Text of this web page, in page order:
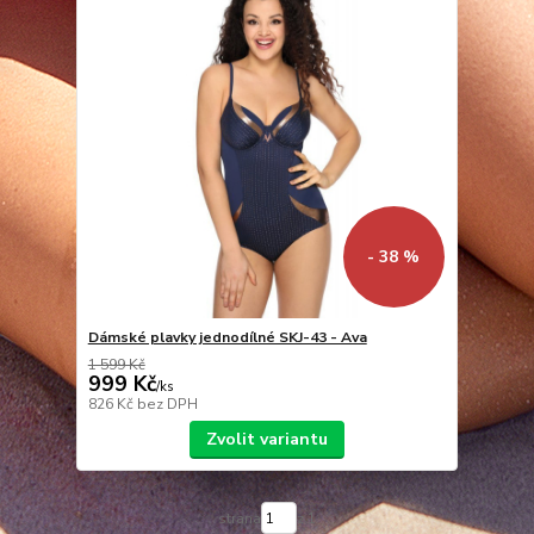
- 38 %
Dámské plavky jednodílné SKJ-43 - Ava
1 599 Kč
999 Kč/ks
826 Kč bez DPH
Zvolit variantu
strana z 1